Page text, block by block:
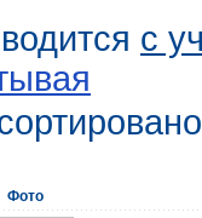
с
Фото